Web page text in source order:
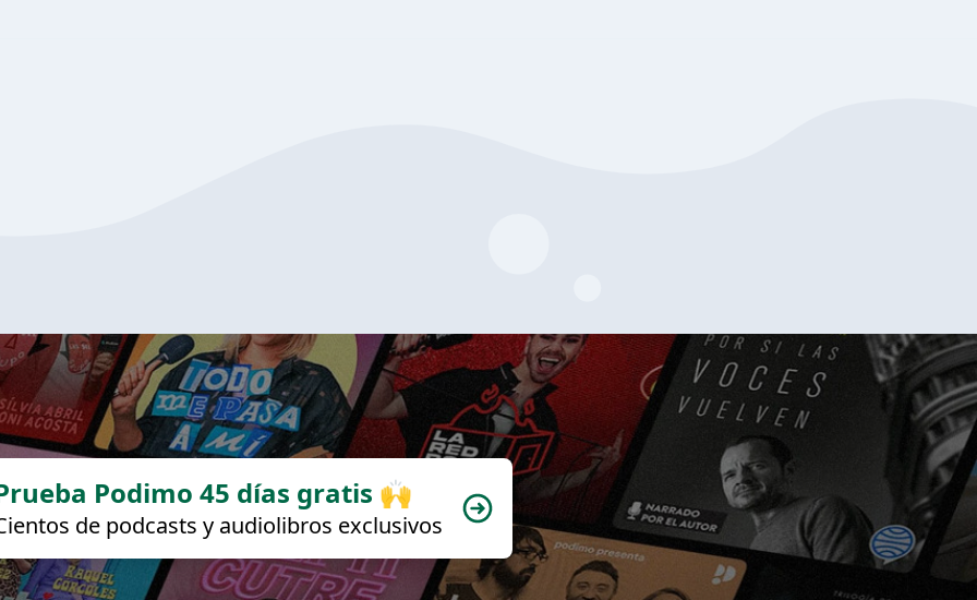
Podimo 45 días gratis 🙌
de podcasts y audiolibros exclusivos